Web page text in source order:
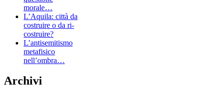
morale…
L’Aquila: città da
costruire o da ri-
costruire?
L’antisemitismo
metafisico
nell’ombra…
Archivi